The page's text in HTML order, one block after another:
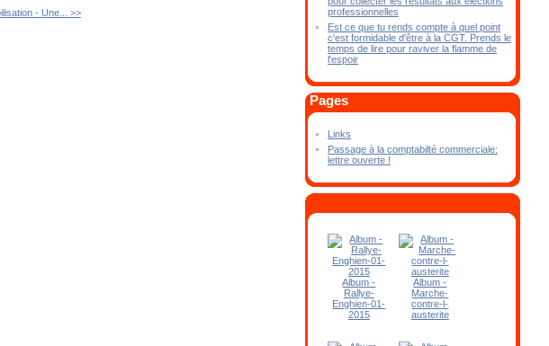
- Une... >>
professionnelles
Est ce que tu rends compte à quel point
c'est formidable d'être à la CGT. Prends le
temps de lire pour raviver la flamme de
l'espoir
Pages
Links
Passage à la comptabilté commerciale:
lettre ouverte !
Album -
Rallye-
Enghien-01-
2015
Album -
Marche-
contre-l-
austerite